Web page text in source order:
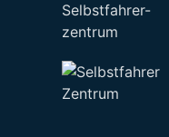
Selbstfahrer-
zentrum